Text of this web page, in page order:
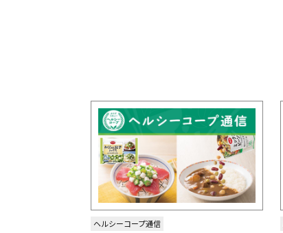
ヘルシーコープ通信